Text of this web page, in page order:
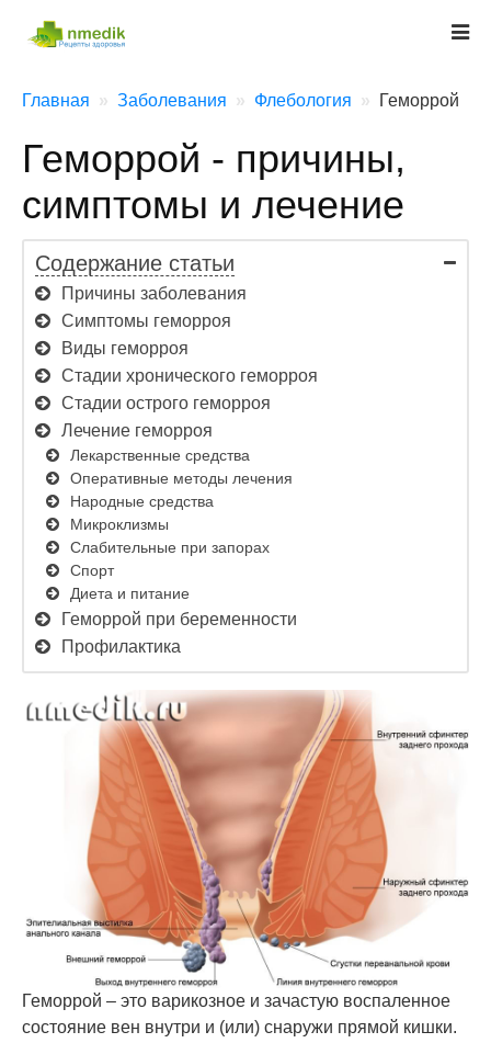
Главная Заболевания Флебология Геморрой
Геморрой - причины,
симптомы и лечение
Содержание статьи
Причины заболевания
Симптомы геморроя
Виды геморроя
Стадии хронического геморроя
Стадии острого геморроя
Лечение геморроя
Лекарственные средства
Оперативные методы лечения
Народные средства
Микроклизмы
Слабительные при запорах
Спорт
Диета и питание
Геморрой при беременности
Профилактика
Геморрой – это варикозное и зачастую воспаленное
состояние вен внутри и (или) снаружи прямой кишки.